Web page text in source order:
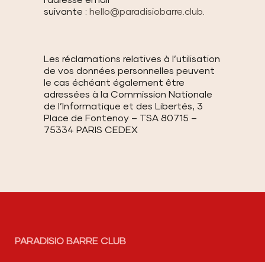
suivante : hello@paradisiobarre.club
Les réclamations relatives à l’utilisation
de vos données personnelles peuvent
le cas échéant également être
adressées à la Commission Nationale
de l’Informatique et des Libertés, 3
Place de Fontenoy – TSA 80715 –
75334 PARIS CEDEX
PARADISIO BARRE CLUB